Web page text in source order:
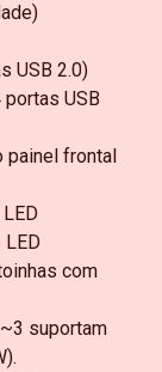
USB 2.0)
portas USB
painel frontal
com
suportam